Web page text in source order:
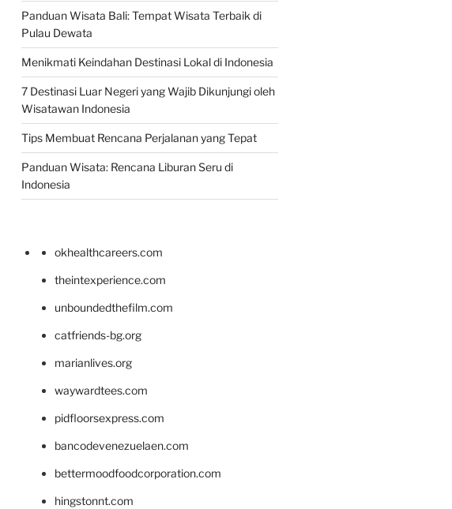
Panduan Wisata Bali: Tempat Wisata Terbaik di
Pulau Dewata
Menikmati Keindahan Destinasi Lokal di Indonesia
7 Destinasi Luar Negeri yang Wajib Dikunjungi oleh
Wisatawan Indonesia
Tips Membuat Rencana Perjalanan yang Tepat
Panduan Wisata: Rencana Liburan Seru di
Indonesia
okhealthcareers.com
theintexperience.com
unboundedthefilm.com
catfriends-bg.org
marianlives.org
waywardtees.com
pidfloorsexpress.com
bancodevenezuelaen.com
bettermoodfoodcorporation.com
hingstonnt.com